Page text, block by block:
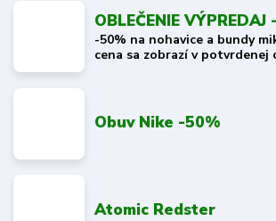
OBLEČENIE
-50% na nohavice a bundy
cena sa zobrazí v potvrdenej
Obuv Nike -50%
Atomic Redster